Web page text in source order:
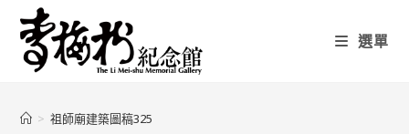
選單
> 祖師廟建築圖稿325